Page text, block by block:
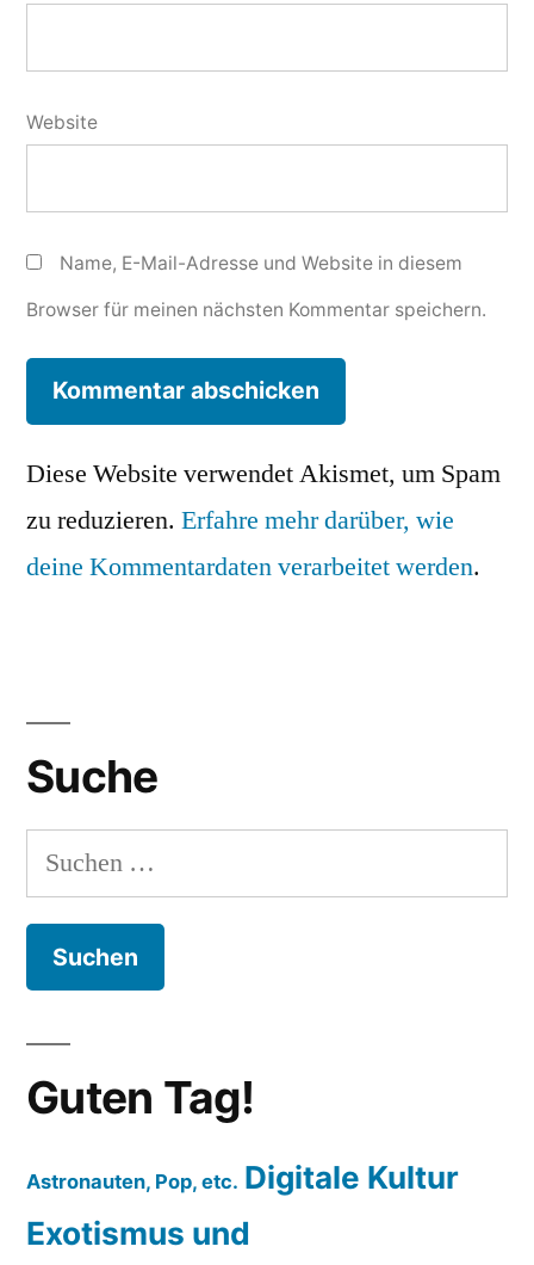
Website
Name, E-Mail-Adresse und Website in diesem
Browser für meinen nächsten Kommentar speichern.
Diese Website verwendet Akismet, um Spam
zu reduzieren. Erfahre mehr darüber, wie
deine Kommentardaten verarbeitet werden.
Suche
Suchen
nach:
Guten Tag!
Astronauten, Pop, etc. Digitale Kultur
Exotismus und